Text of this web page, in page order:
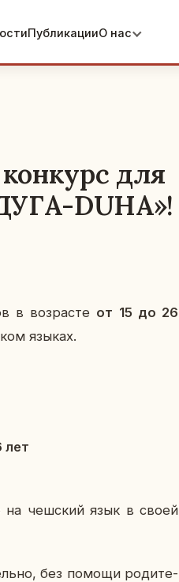
ПубликацииО нас
для
DUHA»!
в воз­расте от 15 до 26
языках.
лет
на чеш­ский язык в своей
без помощи ро­ди­те­